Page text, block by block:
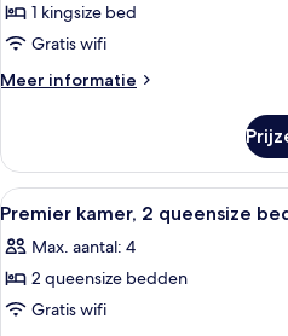
Premier
kamer,
1
open
haard
laden
1 kingsize bed
Gratis wifi
Meer informatie
Meer
kamer,
kingsize
open
haard
Alle
foto's
voor
Premier
kamer,
2
Premier kamer, 2 queensize
Max. aantal: 4
2 queensize bedden
Gratis wifi